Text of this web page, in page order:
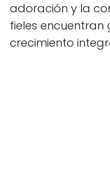
adoración y la
fieles encuentran
crecimiento